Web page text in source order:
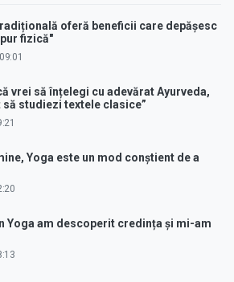
oferă beneficii care depășesc
fizică"
vrei să înțelegi cu adevărat Ayurveda,
studiezi textele clasice”
Yoga este un mod conștient de a
Yoga am descoperit credința și mi-am